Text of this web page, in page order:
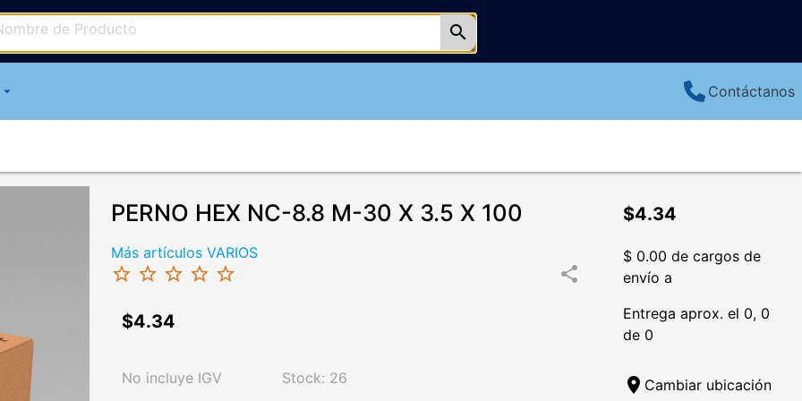
search
arrow_drop_down Contáctanos
PERNO HEX NC-8.8 M-30 X 3.5 X 100
Más artículos VARIOS
star_border star_border star_border star_border star_border share
$4.34
No incluye IGV
Stock: 26
$4.34
$ 0.00 de cargos de
envío a
Entrega aprox. el 0, 0
de 0
location_on Cambiar ubicación